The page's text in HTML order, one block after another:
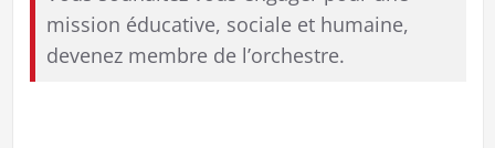
mission éducative, sociale et humaine,
devenez membre de l’orchestre.